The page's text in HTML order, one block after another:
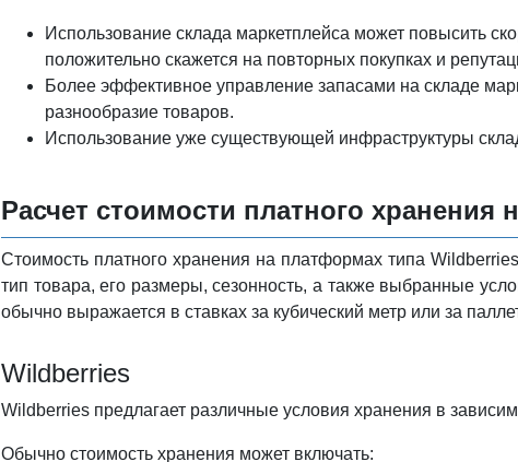
Использование склада маркетплейса может повысить
положительно скажется на повторных покупках и
Более эффективное управление запасами на складе
разнообразие товаров.
Использование уже существующей инфраструктуры
Расчет стоимости платного хранения
Стоимость платного хранения на платформах типа
тип товара, его размеры, сезонность, а также выбранные
обычно выражается в ставках за кубический метр или за
Wildberries
Wildberries предлагает различные условия хранения в
Обычно стоимость хранения может включать: